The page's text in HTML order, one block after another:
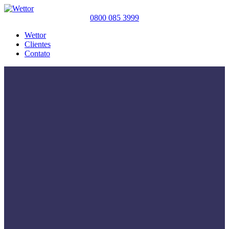
0800 085 3999
Wettor
Clientes
Contato